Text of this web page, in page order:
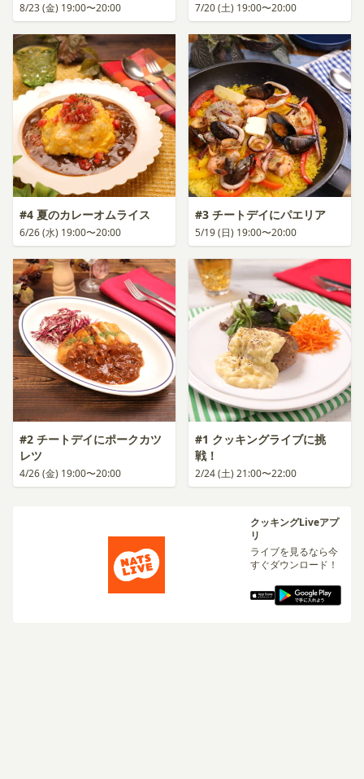
8/23 (金) 19:00〜20:00 7/20 (土) 19:00〜20:00
#4 夏のカレーオムライス
6/26 (水) 19:00〜20:00
#3 チートデイにパエリア
5/19 (日) 19:00〜20:00
#2 チートデイにポークカツ
レツ
4/26 (金) 19:00〜20:00
#1 クッキングライブに挑
戦！
2/24 (土) 21:00〜22:00
クッキングLiveアプ
リ
ライブを見るなら今
すぐダウンロード！